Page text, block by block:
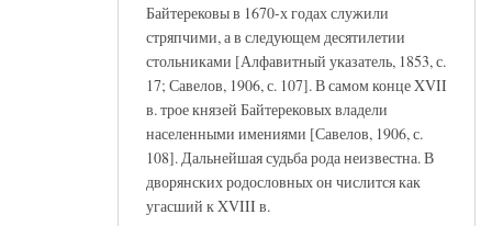
Байтерековы в 1670-х годах служили
стряпчими, а в следующем десятилетии
стольниками [Алфавитный указатель, 1853, с.
17; Савелов, 1906, с. 107]. В самом конце XVII
в. трое князей Байтерековых владели
населенными имениями [Савелов, 1906, с.
108]. Дальнейшая судьба рода неизвестна. В
дворянских родословных он числится как
угасший к XVIII в.